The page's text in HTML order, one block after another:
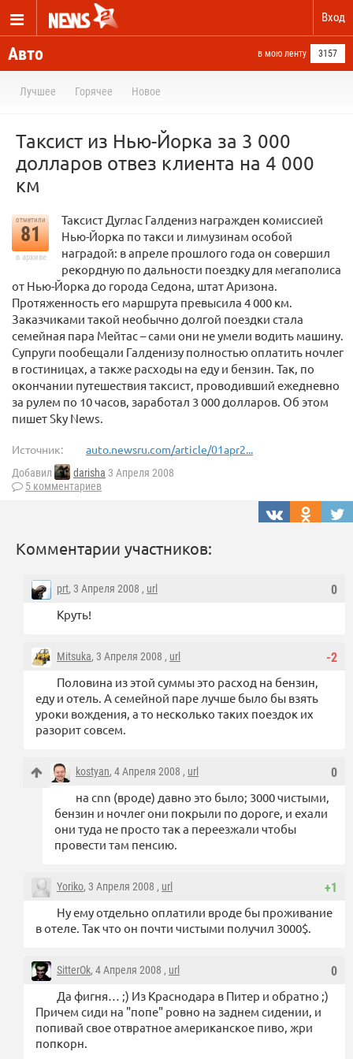
Вход
Авто в мою ленту 3157
Лучшее Горячее Новое
Таксист из Нью-Йорка за 3 000
долларов отвез клиента на 4 000
км
отметили
81
в архиве
Таксист Дуглас Галдениз награжден комиссией
Нью-Йорка по такси и лимузинам особой
наградой: в апреле прошлого года он совершил
рекордную по дальности поездку для мегаполиса
от Нью-Йорка до города Седона, штат Аризона.
Протяженность его маршрута превысила 4 000 км.
Заказчиками такой необычно долгой поездки стала
семейная пара Мейтас – сами они не умели водить машину.
Супруги пообещали Галденизу полностью оплатить ночлег
в гостиницах, а также расходы на еду и бензин. Так, по
окончании путешествия таксист, проводивший ежедневно
за рулем по 10 часов, заработал 3 000 долларов. Об этом
пишет Sky News.
Источник: auto.newsru.com/article/01apr2...
Добавил darisha 3 Апреля 2008
5 комментариев
Комментарии участников:
0
prt, 3 Апреля 2008 , url
Круть!
-2
Mitsuka, 3 Апреля 2008 , url
Половина из этой суммы это расход на бензин,
еду и отель. А семейной паре лучше было бы взять
уроки вождения, а то несколько таких поездок их
разорит совсем.
0
kostyan, 4 Апреля 2008 , url
на cnn (вроде) давно это было; 3000 чистыми,
бензин и ночлег они покрыли по дороге, и ехали
они туда не просто так а переезжали чтобы
провести там пенсию.
+1
Yoriko, 3 Апреля 2008 , url
Ну ему отдельно оплатили вроде бы проживание
в отеле. Так что он почти чистыми получил 3000$.
0
SitterOk, 4 Апреля 2008 , url
Да фигня… ;) Из Краснодара в Питер и обратно ;)
Причем сиди на "попе" ровно на заднем сидении, и
попивай свое отвратное американское пиво, жри
попкорн.